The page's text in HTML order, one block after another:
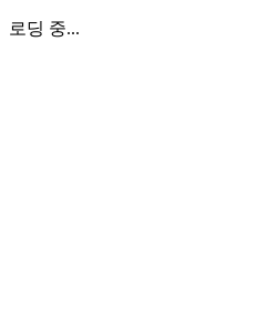
로딩 중...